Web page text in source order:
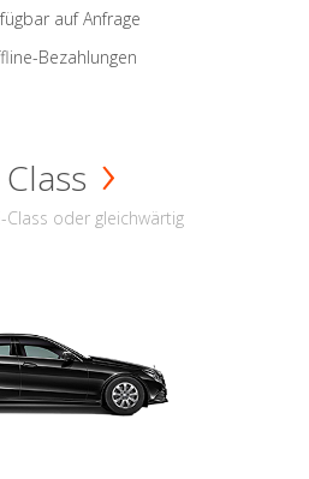
auf Anfrage
Bezahlungen
Class oder gleichwärtig